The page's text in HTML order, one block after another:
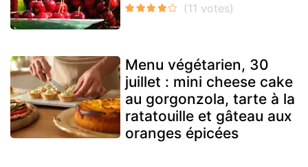
Menu végétarien, 30
juillet : mini cheese cake
au gorgonzola, tarte à la
ratatouille et gâteau aux
oranges épicées